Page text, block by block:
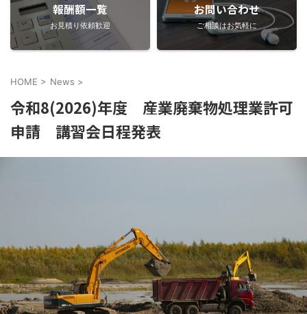
報酬額一覧
お見積り依頼歓迎
お問い合わせ
ご相談はお気軽に
HOME > News >
令和8(2026)年度 産業廃棄物処理業許可
申請 講習会日程発表